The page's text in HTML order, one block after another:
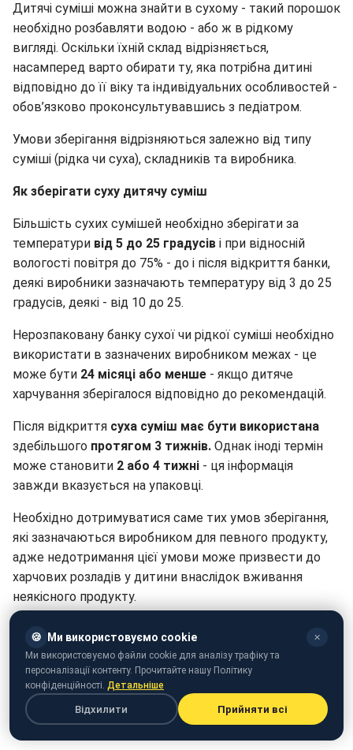
Дитячі суміші можна знайти в сухому - такий порошок
необхідно розбавляти водою - або ж в рідкому
вигляді. Оскільки їхній склад відрізняється,
насамперед варто обирати ту, яка потрібна дитині
відповідно до її віку та індивідуальних особливостей -
обов’язково проконсультувавшись з педіатром.
Умови зберігання відрізняються залежно від типу
суміші (рідка чи суха), складників та виробника.
Як зберігати суху дитячу суміш
Більшість сухих сумішей необхідно зберігати за
температури від 5 до 25 градусів і при відносній
вологості повітря до 75% - до і після відкриття банки,
деякі виробники зазначають температуру від 3 до 25
градусів, деякі - від 10 до 25.
Нерозпаковану банку сухої чи рідкої суміші необхідно
використати в зазначених виробником межах - це
може бути 24 місяці або менше - якщо дитяче
харчування зберігалося відповідно до рекомендацій.
Після відкриття суха суміш має бути використана
здебільшого протягом 3 тижнів. Однак іноді термін
може становити 2 або 4 тижні - ця інформація
завжди вказується на упаковці.
Необхідно дотримуватися саме тих умов зберігання,
які зазначаються виробником для певного продукту,
адже недотримання цієї умови може призвести до
харчових розладів у дитини внаслідок вживання
неякісного продукту.
Металева банка, в якій зазвичай випускають суміш,
хоча і добре захищає порошок від вологи, має
зберігатися в сухому та темному місці, подалі від
нагрівальних приладів, джерел вологи
окремо від ліків, побутової хімії, круп- і так, щоб до
неїне мали доступ домашні тварини або діти.
🍪 Ми використовуємо cookie ✕
Ми використовуємо файли cookie для аналізу трафіку та
персоналізації контенту. Прочитайте нашу Політику
конфіденційності. Детальніше
Відхилити Прийняти всі